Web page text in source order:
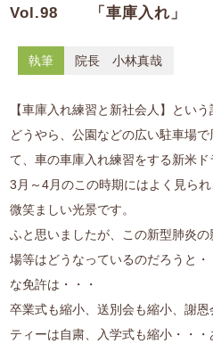
Vol.98 「車庫入れ」
執筆 院長 小林真哉
【車庫入れ練習と新社会人】という
どうやら、公園などの広い駐車場
て、車の車庫入れ練習をする新米ド
3月～4月のこの時期にはよく見ら
微笑ましい光景です。
ふと思いましたが、この新型肺炎
場等はどうなっているのだろうと
な免許は・・・
卒業式も縮小、送別会も縮小、謝
ティーは自粛、入学式も縮小・・